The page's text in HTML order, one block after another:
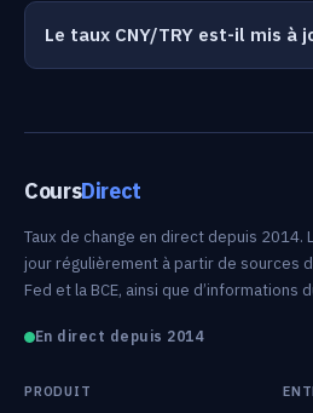
Le taux CNY/TRY est-il mis à
CoursDirect
Taux de change en direct depuis 2014.
jour régulièrement à partir de sources
Fed et la BCE, ainsi que d’informations
En direct depuis 2014
PRODUIT